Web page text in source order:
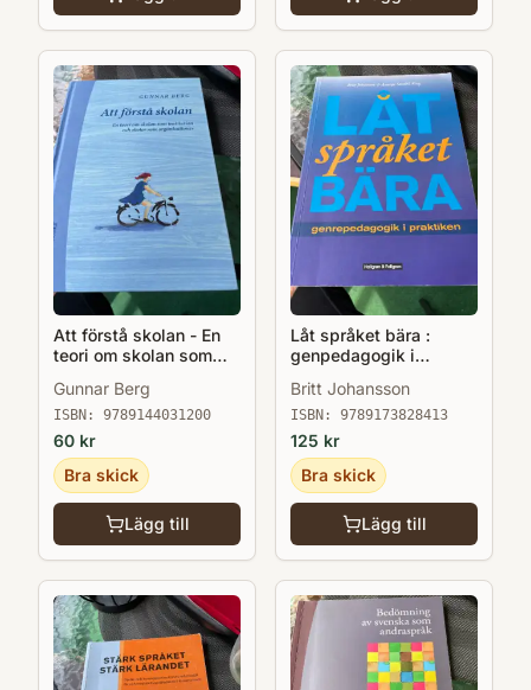
Att förstå skolan - En
teori om skolan som
organisationer
Gunnar Berg
ISBN: 9789144031200
60 kr
Bra skick
Lägg till
Låt språket bära :
genpedagogik i
Britt Johansson
ISBN: 9789173828413
125 kr
Bra skick
Lägg till